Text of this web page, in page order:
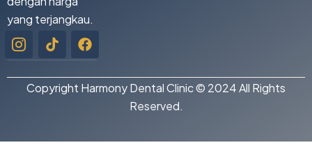
yang terjangkau.
Icon-
instagram-
1
TiktokFacebook
Copyright Harmony Dental Clinic © 2024 All Rights
Reserved.